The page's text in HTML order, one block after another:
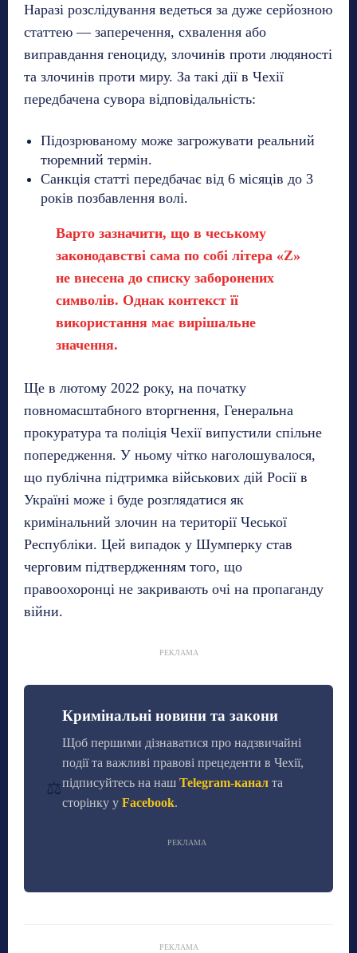
Наразі розслідування ведеться за дуже серйозною
статтею — заперечення, схвалення або
виправдання геноциду, злочинів проти людяності
та злочинів проти миру. За такі дії в Чехії
передбачена сувора відповідальність:
Підозрюваному може загрожувати реальний
тюремний термін.
Санкція статті передбачає від 6 місяців до 3
років позбавлення волі.
Варто зазначити, що в чеському
законодавстві сама по собі літера «Z»
не внесена до списку заборонених
символів. Однак контекст її
використання має вирішальне
значення.
Ще в лютому 2022 року, на початку
повномасштабного вторгнення, Генеральна
прокуратура та поліція Чехії випустили спільне
попередження. У ньому чітко наголошувалося,
що публічна підтримка військових дій Росії в
Україні може і буде розглядатися як
кримінальний злочин на території Чеської
Республіки. Цей випадок у Шумперку став
черговим підтвердженням того, що
правоохоронці не закривають очі на пропаганду
війни.
РЕКЛАМА
⚖️
Кримінальні новини та закони
Щоб першими дізнаватися про надзвичайні
події та важливі правові прецеденти в Чехії,
підписуйтесь на наш Telegram-канал та
сторінку у Facebook.
РЕКЛАМА
РЕКЛАМА